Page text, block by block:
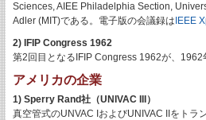
Sciences, AIEE Philadelphia Section,
Adler (MIT)である。電子版の会議録は IEEE
2) IFIP Congress 1962
第2回目となるIFIP Congress 1962が、
アメリカの企業
1) Sperry Rand社（UNIVAC III）
真空管式のUNVAC IおよびUNIVAC IIをト